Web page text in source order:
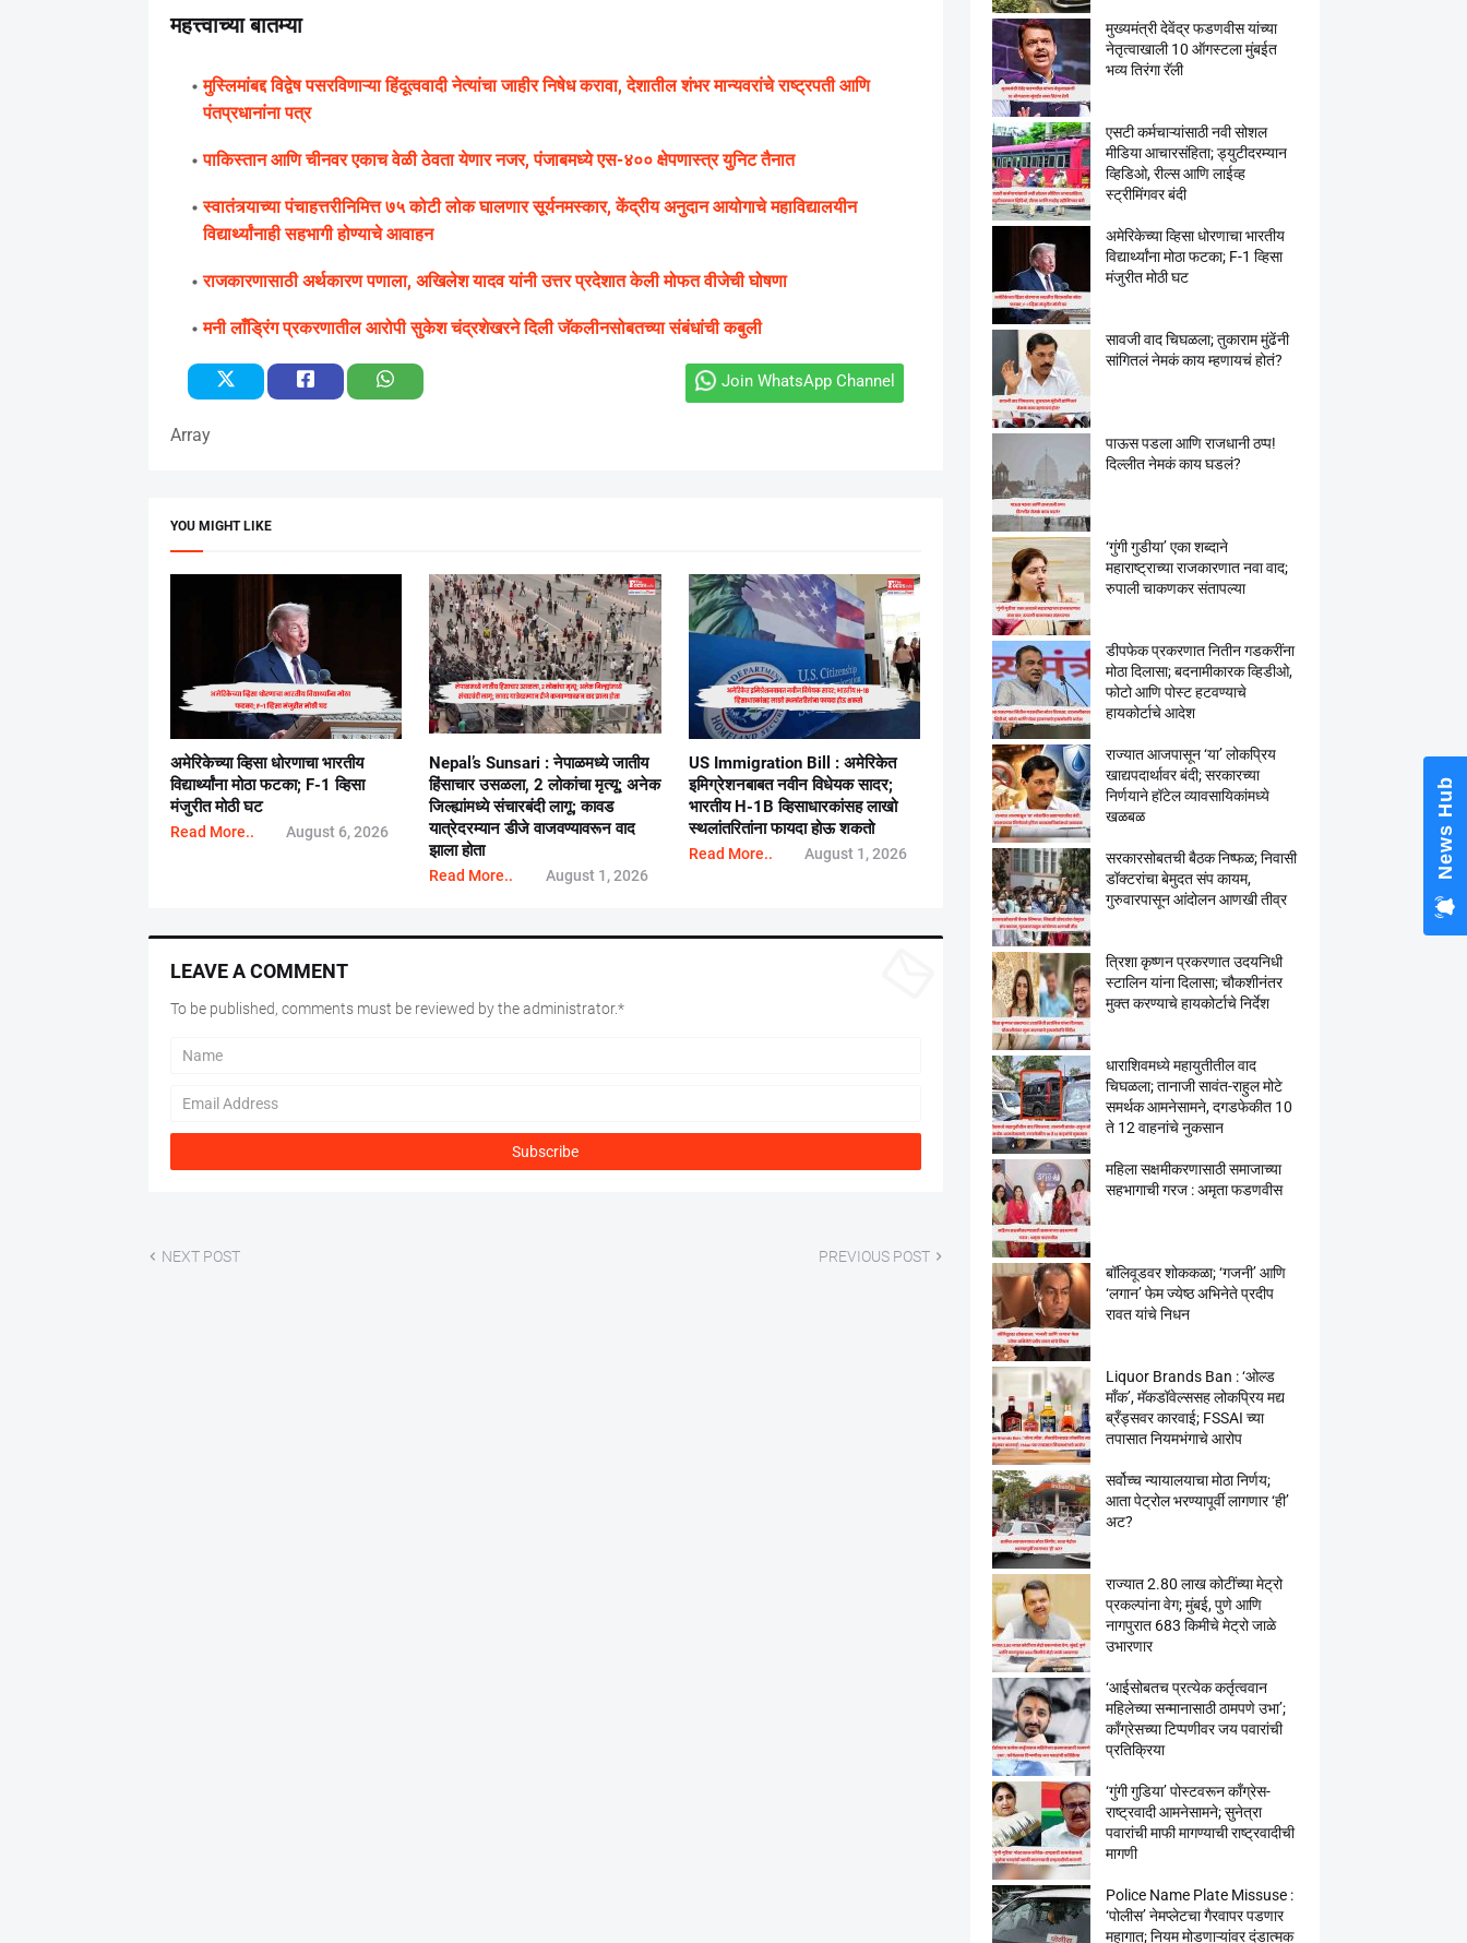
महत्त्वाच्या बातम्या
मुस्लिमांबद्द विद्वेष पसरविणाऱ्या हिंदूत्ववादी नेत्यांचा जाहीर निषेध करावा, देशातील शंभर मान्यवरांचे राष्ट्रपती आणि
पंतप्रधानांना पत्र
पाकिस्तान आणि चीनवर एकाच वेळी ठेवता येणार नजर, पंजाबमध्ये एस-४०० क्षेपणास्त्र युनिट तैनात
स्वातंत्र्याच्या पंचाहत्तरीनिमित्त ७५ कोटी लोक घालणार सूर्यनमस्कार, केंद्रीय अनुदान आयोगाचे महाविद्यालयीन
विद्यार्थ्यांनाही सहभागी होण्याचे आवाहन
राजकारणासाठी अर्थकारण पणाला, अखिलेश यादव यांनी उत्तर प्रदेशात केली मोफत वीजेची घोषणा
मनी लाँड्रिंग प्रकरणातील आरोपी सुकेश चंद्रशेखरने दिली जॅकलीनसोबतच्या संबंधांची कबुली
Join WhatsApp Channel
Array
YOU MIGHT LIKE
अमेरिकेच्या व्हिसा धोरणाचा भारतीय
विद्यार्थ्यांना मोठा फटका; F-1 व्हिसा
मंजुरीत मोठी घट
Read More.. August 6, 2026
Nepal’s Sunsari : नेपाळमध्ये जातीय
हिंसाचार उसळला, 2 लोकांचा मृत्यू; अनेक
जिल्ह्यांमध्ये संचारबंदी लागू; कावड
यात्रेदरम्यान डीजे वाजवण्यावरून वाद
झाला होता
Read More.. August 1, 2026
US Immigration Bill : अमेरिकेत
इमिग्रेशनबाबत नवीन विधेयक सादर;
भारतीय H-1B व्हिसाधारकांसह लाखो
स्थलांतरितांना फायदा होऊ शकतो
Read More.. August 1, 2026
LEAVE A COMMENT
To be published, comments must be reviewed by the administrator.*
NEXT POST PREVIOUS POST
मुख्यमंत्री देवेंद्र फडणवीस यांच्या
नेतृत्वाखाली 10 ऑगस्टला मुंबईत
भव्य तिरंगा रॅली
एसटी कर्मचाऱ्यांसाठी नवी सोशल
मीडिया आचारसंहिता; ड्युटीदरम्यान
व्हिडिओ, रील्स आणि लाईव्ह
स्ट्रीमिंगवर बंदी
अमेरिकेच्या व्हिसा धोरणाचा भारतीय
विद्यार्थ्यांना मोठा फटका; F-1 व्हिसा
मंजुरीत मोठी घट
सावजी वाद चिघळला; तुकाराम मुंढेंनी
सांगितलं नेमकं काय म्हणायचं होतं?
पाऊस पडला आणि राजधानी ठप्प!
दिल्लीत नेमकं काय घडलं?
‘गुंगी गुडीया’ एका शब्दाने
महाराष्ट्राच्या राजकारणात नवा वाद;
रुपाली चाकणकर संतापल्या
डीपफेक प्रकरणात नितीन गडकरींना
मोठा दिलासा; बदनामीकारक व्हिडीओ,
फोटो आणि पोस्ट हटवण्याचे
हायकोर्टाचे आदेश
राज्यात आजपासून ‘या’ लोकप्रिय
खाद्यपदार्थावर बंदी; सरकारच्या
निर्णयाने हॉटेल व्यावसायिकांमध्ये
खळबळ
सरकारसोबतची बैठक निष्फळ; निवासी
डॉक्टरांचा बेमुदत संप कायम,
गुरुवारपासून आंदोलन आणखी तीव्र
त्रिशा कृष्णन प्रकरणात उदयनिधी
स्टालिन यांना दिलासा; चौकशीनंतर
मुक्त करण्याचे हायकोर्टाचे निर्देश
धाराशिवमध्ये महायुतीतील वाद
चिघळला; तानाजी सावंत-राहुल मोटे
समर्थक आमनेसामने, दगडफेकीत 10
ते 12 वाहनांचे नुकसान
महिला सक्षमीकरणासाठी समाजाच्या
सहभागाची गरज : अमृता फडणवीस
बॉलिवूडवर शोककळा; ‘गजनी’ आणि
‘लगान’ फेम ज्येष्ठ अभिनेते प्रदीप
रावत यांचे निधन
Liquor Brands Ban : ‘ओल्ड
मॉंक’, मॅकडॉवेल्ससह लोकप्रिय मद्य
ब्रँड्सवर कारवाई; FSSAI च्या
तपासात नियमभंगाचे आरोप
सर्वोच्च न्यायालयाचा मोठा निर्णय;
आता पेट्रोल भरण्यापूर्वी लागणार ‘ही’
अट?
राज्यात 2.80 लाख कोटींच्या मेट्रो
प्रकल्पांना वेग; मुंबई, पुणे आणि
नागपुरात 683 किमीचे मेट्रो जाळे
उभारणार
‘आईसोबतच प्रत्येक कर्तृत्ववान
महिलेच्या सन्मानासाठी ठामपणे उभा’;
काँग्रेसच्या टिप्पणीवर जय पवारांची
प्रतिक्रिया
‘गुंगी गुडिया’ पोस्टवरून काँग्रेस-
राष्ट्रवादी आमनेसामने; सुनेत्रा
पवारांची माफी मागण्याची राष्ट्रवादीची
मागणी
Police Name Plate Missuse :
‘पोलीस’ नेमप्लेटचा गैरवापर पडणार
महागात; नियम मोडणाऱ्यांवर दंडात्मक
News Hub